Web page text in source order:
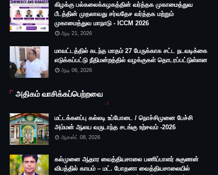
கிழக்கு பல்கலைக்கழகத்தின் வர்த்தக முகாமைத்துவ
பீடத்தின் முதலாவது சர்வதேச வர்த்தக மற்றும்
முகாமைத்துவ மாநாடு - ICCM 2026
ஆடி 21, 2026
மாவட்டத்தில் கடந்த மாதம் 27 பேருக்காக சட்ட நடவடிக்கை
எடுக்கப்பட்டு நீதிமன்றத்தில் வழக்குகள் தொடரப்பட்டுள்ளன
ஆடி 06, 2026
அதிகம் வாசிக்கப்பெற்றவை
மட்டக்களப்பு கல்லடி உப்போடை / நொச்சிமுனை பேச்சி
அம்மன் ஆலய வருடாந்த சடங்கு உற்சவம் -2026
ஆகஸ்ட் 08, 2026
கல்முனை ஆதார வைத்தியசாலை பணிப்பாளர் சுகுணன்
விபத்தில் காயம் – மட். போதனா வைத்தியசாலையில்